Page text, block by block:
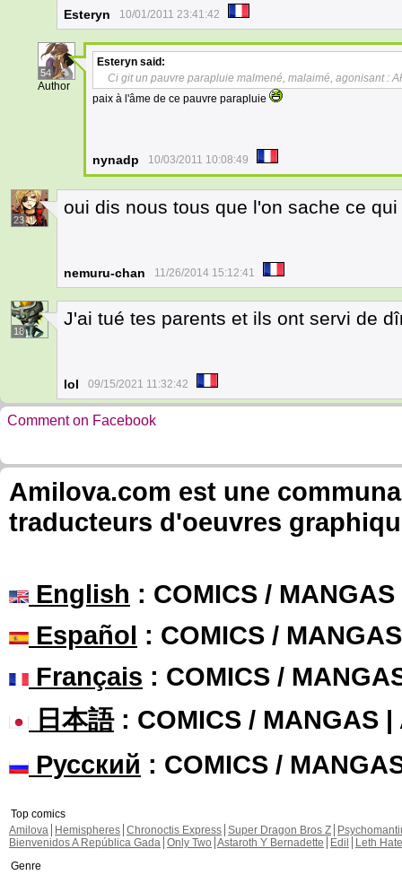
Esteryn 10/01/2011 23:41:42
54
Author
Esteryn said:
Ci git un pauvre parapluie malmené, malaimé, agonisant :
paix à l'âme de ce pauvre parapluie
nynadp 10/03/2011 10:08:49
23
oui dis nous tous que l'on sache ce
nemuru-chan 11/26/2014 15:12:41
18
J'ai tué tes parents et ils ont servi de
Iol 09/15/2021 11:32:42
Comment on Facebook
Amilova.com est une
traducteurs d'oeuvres
English : COMICS /
Español : COMICS /
Français : COMICS /
日本語: COMICS / MANGAS |
Русский : COMICS /
Top comics
Amilova
Hemispheres Chronoctis Express Super Dragon Bros Z
Bienvenidos A República Gada Only Two Astaroth Y Bernadette Edil
Leth Hate
Genre